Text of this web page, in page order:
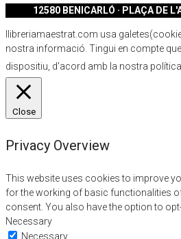
12580 BENICARLÓ · PLAÇA DE
llibreriamaestrat.com usa
nostra informació. Tingui en compte
dispositiu, d'acord amb la nostra
Close
Privacy Overview
This website uses cookies to improve
for the working of basic functionalities
consent. You also have the option to
Necessary
Necessary